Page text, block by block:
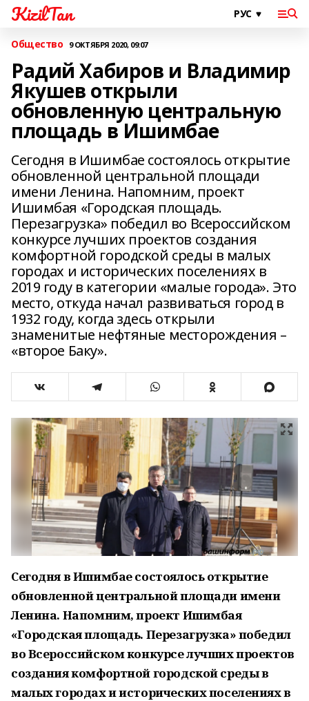
KizilTan
Общество 9 ОКТЯБРЯ 2020, 09:07
Радий Хабиров и Владимир
Якушев открыли
обновленную центральную
площадь в Ишимбае
Сегодня в Ишимбае состоялось открытие
обновленной центральной площади
имени Ленина. Напомним, проект
Ишимбая «Городская площадь.
Перезагрузка» победил во Всероссийском
конкурсе лучших проектов создания
комфортной городской среды в малых
городах и исторических поселениях в
2019 году в категории «малые города». Это
место, откуда начал развиваться город в
1932 году, когда здесь открыли
знаменитые нефтяные месторождения –
«второе Баку».
Сегодня в Ишимбае состоялось открытие
обновленной центральной площади имени
Ленина. Напомним, проект Ишимбая
«Городская площадь. Перезагрузка» победил
во Всероссийском конкурсе лучших проектов
создания комфортной городской среды в
малых городах и исторических поселениях в